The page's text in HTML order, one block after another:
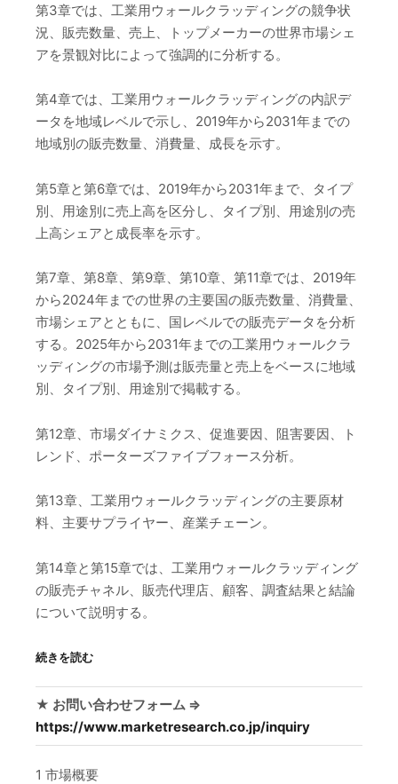
第3章では、工業用ウォールクラッディングの競争状
況、販売数量、売上、トップメーカーの世界市場シェ
アを景観対比によって強調的に分析する。
第4章では、工業用ウォールクラッディングの内訳デ
ータを地域レベルで示し、2019年から2031年までの
地域別の販売数量、消費量、成長を示す。
第5章と第6章では、2019年から2031年まで、タイプ
別、用途別に売上高を区分し、タイプ別、用途別の売
上高シェアと成長率を示す。
第7章、第8章、第9章、第10章、第11章では、2019年
から2024年までの世界の主要国の販売数量、消費量、
市場シェアとともに、国レベルでの販売データを分析
する。2025年から2031年までの工業用ウォールクラ
ッディングの市場予測は販売量と売上をベースに地域
別、タイプ別、用途別で掲載する。
第12章、市場ダイナミクス、促進要因、阻害要因、ト
レンド、ポーターズファイブフォース分析。
第13章、工業用ウォールクラッディングの主要原材
料、主要サプライヤー、産業チェーン。
第14章と第15章では、工業用ウォールクラッディング
の販売チャネル、販売代理店、顧客、調査結果と結論
について説明する。
続きを読む
★ お問い合わせフォーム ⇒
https://www.marketresearch.co.jp/inquiry
1 市場概要